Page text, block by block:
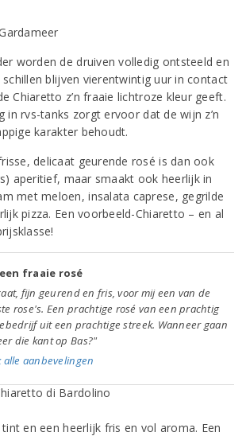
worden de druiven volledig ontsteeld en
blijven vierentwintig uur in contact
Chiaretto z’n fraaie lichtroze kleur geeft.
in rvs-tanks zorgt ervoor dat de wijn z’n
karakter behoudt.
delicaat geurende rosé is dan ook
aperitief, maar smaakt ook heerlijk in
met meloen, insalata caprese, gegrilde
pizza. Een voorbeeld-Chiaretto – en al
fraaie rosé
fijn geurend en fris, voor mij een van de
rose's. Een prachtige rosé van een prachtig
uit een prachtige streek. Wanneer gaan
die kant op Bas?"
alle aanbevelingen
en een heerlijk fris en vol aroma. Een